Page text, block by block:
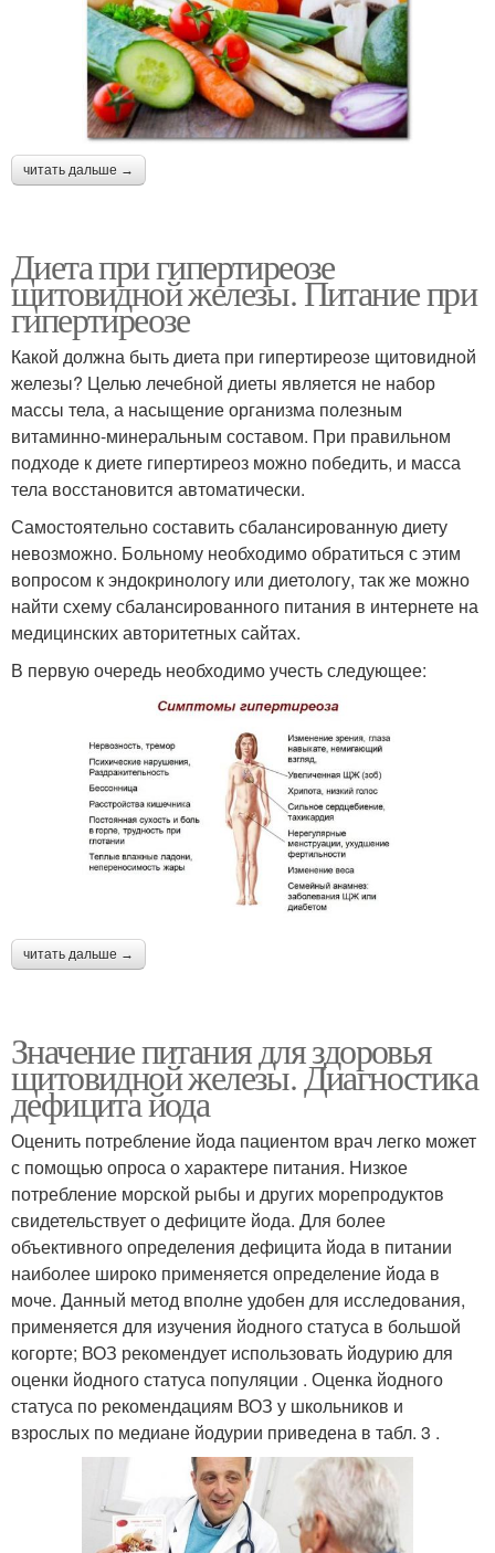
читать дальше →
Диета при гипертиреозе
щитовидной железы. Питание при
гипертиреозе
Какой должна быть диета при гипертиреозе щитовидной
железы? Целью лечебной диеты является не набор
массы тела, а насыщение организма полезным
витаминно-минеральным составом. При правильном
подходе к диете гипертиреоз можно победить, и масса
тела восстановится автоматически.
Самостоятельно составить сбалансированную диету
невозможно. Больному необходимо обратиться с этим
вопросом к эндокринологу или диетологу, так же можно
найти схему сбалансированного питания в интернете на
медицинских авторитетных сайтах.
В первую очередь необходимо учесть следующее:
читать дальше →
Значение питания для здоровья
щитовидной железы. Диагностика
дефицита йода
Оценить потребление йода пациентом врач легко может
с помощью опроса о характере питания. Низкое
потребление морской рыбы и других морепродуктов
свидетельствует о дефиците йода. Для более
объективного определения дефицита йода в питании
наиболее широко применяется определение йода в
моче. Данный метод вполне удобен для исследования,
применяется для изучения йодного статуса в большой
когорте; ВОЗ рекомендует использовать йодурию для
оценки йодного статуса популяции . Оценка йодного
статуса по рекомендациям ВОЗ у школьников и
взрослых по медиане йодурии приведена в табл. 3 .